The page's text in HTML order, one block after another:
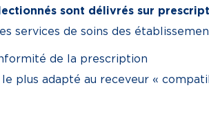
sont délivrés sur
services de soins des
de la prescription
plus adapté au receveur «